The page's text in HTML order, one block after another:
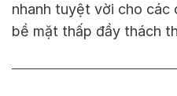
nhanh tuyệt vời cho các
bề mặt thấp đầy thách